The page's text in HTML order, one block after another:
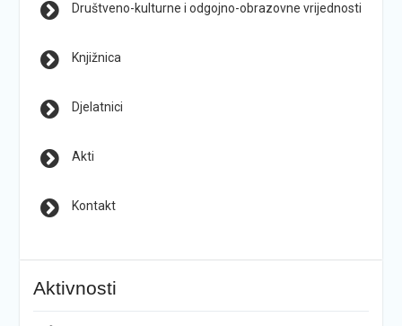
Društveno-kulturne i odgojno-obrazovne vrijednosti
Knjižnica
Djelatnici
Akti
Kontakt
Aktivnosti